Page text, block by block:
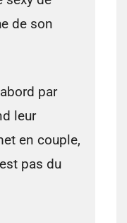
de son
par
leur
en couple,
pas du